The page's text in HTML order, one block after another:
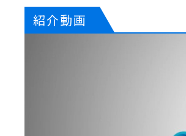
紹介動画